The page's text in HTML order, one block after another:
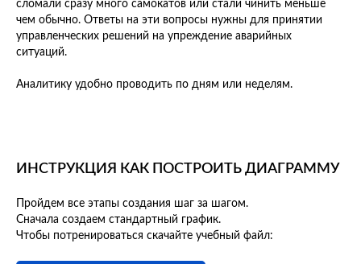
сломали сразу много самокатов или стали чинить меньше
чем обычно. Ответы на эти вопросы нужны для принятии
управленческих решений на упреждение аварийных
ситуаций.
Аналитику удобно проводить по дням или неделям.
ИНСТРУКЦИЯ КАК ПОСТРОИТЬ ДИАГРАММУ
Пройдем все этапы создания шаг за шагом.
Сначала создаем стандартный график.
Чтобы потренироваться скачайте учебный файл: